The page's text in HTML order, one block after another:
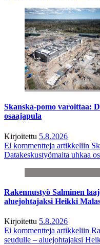
Skanska-pomo varoittaa:
osaajapula
Kirjoitettu 5.8.2026
Ei kommentteja artikkeliin
Datakeskustyömaita uhkaa
Rakennustyö Salminen
aluejohtajaksi Heikki
Kirjoitettu 5.8.2026
Ei kommentteja artikkeliin
seudulle – aluejohtajaksi